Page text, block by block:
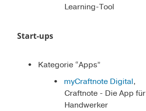
Learning-Tool
Start-ups
Kategorie “Apps”
myCraftnote Digital,
Craftnote - Die App für
Handwerker